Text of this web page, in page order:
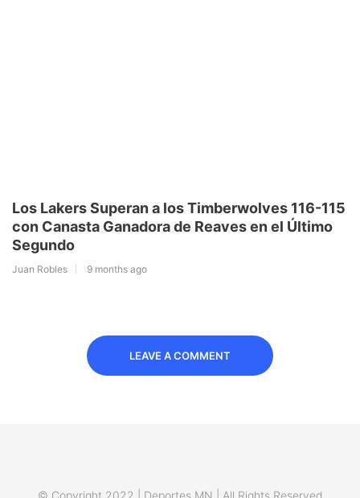
Los Lakers Superan a los Timberwolves 116-115
con Canasta Ganadora de Reaves en el Último
Segundo
Juan Robles 9 months ago
LEAVE A COMMENT